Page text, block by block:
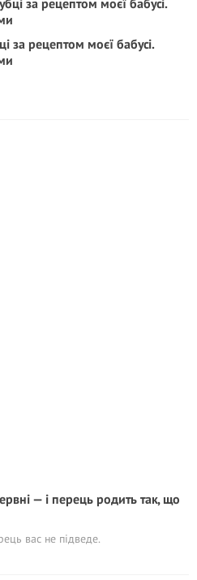
за рецептом моєї бабусі.
— і перець родить так, що
вас не підведе.